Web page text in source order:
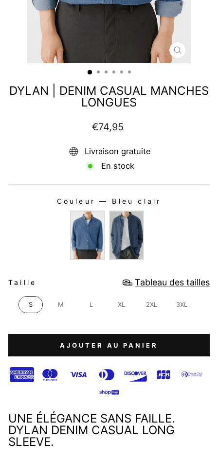
FERMER
DYLAN | DENIM CASUAL MANCHES
LONGUES
Prix
régulier
€74,95
Livraison gratuite
En stock
Couleur — Bleu clair
Taille Tableau des tailles
S M L XL 2XL 3XL
AJOUTER AU PANIER
UNE ÉLÉGANCE SANS FAILLE.
DYLAN DENIM CASUAL LONG
SLEEVE.